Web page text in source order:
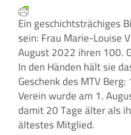
Ein geschichtsträchiges
sein: Frau Marie-Louise
August 2022 ihren 100.
In den Händen hält sie
Geschenk des MTV
Verein wurde am 1.
damit 20 Tage älter als
ältestes Mitglied.